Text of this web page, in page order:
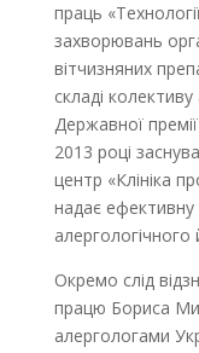
праць
захворювань
вітчизняних
складі
Державної премії
2013 році
центр «Клініка
надає
Окремо слід
працю Бориса
алергологами